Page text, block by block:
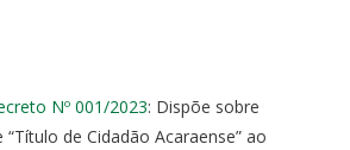
Nº 001/2023: Dispõe sobre
de Cidadão Acaraense” ao